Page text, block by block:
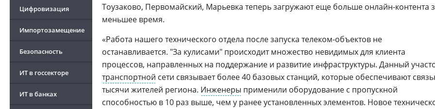
Цифровизация
Импортозамещение
Безопасность
ИТ в госсекторе
ИТ в банках
Тоузаково, Первомайский, Марьевка теперь загружают еще больше онлайн-контента
меньшее время.
«Работа нашего технического отдела после запуска телеком-объектов не
останавливается. "За кулисами" происходит множество невидимых для клиента
процессов, направленных на поддержание и развитие инфраструктуры. Данный
транспортной сети связывает более 40 базовых станций, которые обеспечивают
тысячи жителей региона. Инженеры применили оборудование с пропускной
способностью в 10 раз выше, чем у ранее установленных элементов. Новое